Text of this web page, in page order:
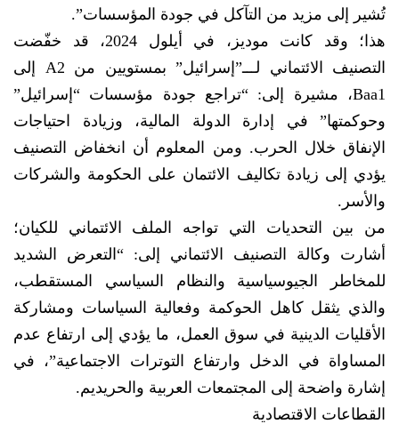
تُشير إلى مزيد من التآكل في جودة المؤسسات”.
هذا؛ وقد كانت موديز، في أيلول 2024، قد خفّضت
التصنيف الائتماني لـــ”إسرائيل” بمستويين من A2 إلى
Baa1، مشيرة إلى: “تراجع جودة مؤسسات “إسرائيل”
وحوكمتها” في إدارة الدولة المالية، وزيادة احتياجات
الإنفاق خلال الحرب. ومن المعلوم أن انخفاض التصنيف
يؤدي إلى زيادة تكاليف الائتمان على الحكومة والشركات
والأسر.
من بين التحديات التي تواجه الملف الائتماني للكيان؛
أشارت وكالة التصنيف الائتماني إلى: “التعرض الشديد
للمخاطر الجيوسياسية والنظام السياسي المستقطب،
والذي يثقل كاهل الحوكمة وفعالية السياسات ومشاركة
الأقليات الدينية في سوق العمل، ما يؤدي إلى ارتفاع عدم
المساواة في الدخل وارتفاع التوترات الاجتماعية”، في
إشارة واضحة إلى المجتمعات العربية والحريديم.
القطاعات الاقتصادية